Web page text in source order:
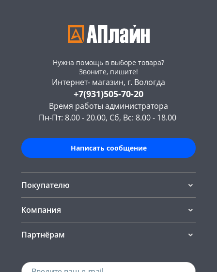
Нужна помощь в выборе товара?
Звоните, пишите!
Интернет- магазин, г. Вологда
+7(931)505-70-20
Время работы администратора
Пн-Пт: 8.00 - 20.00, Сб, Вс: 8.00 - 18.00
Написать сообщение
Покупателю
Компания
Партнёрам